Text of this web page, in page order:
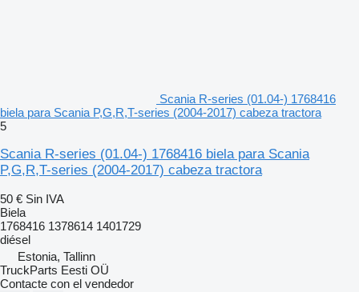
Scania R-series (01.04-) 1768416
biela para Scania P,G,R,T-series (2004-2017) cabeza tractora
5
Scania R-series (01.04-) 1768416 biela para Scania
P,G,R,T-series (2004-2017) cabeza tractora
50 € Sin IVA
Biela
1768416 1378614 1401729
diésel
Estonia, Tallinn
TruckParts Eesti OÜ
Contacte con el vendedor